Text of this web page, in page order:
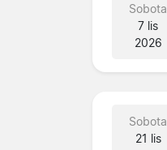
Sobota
7 lis
2026
Sobota
21 lis